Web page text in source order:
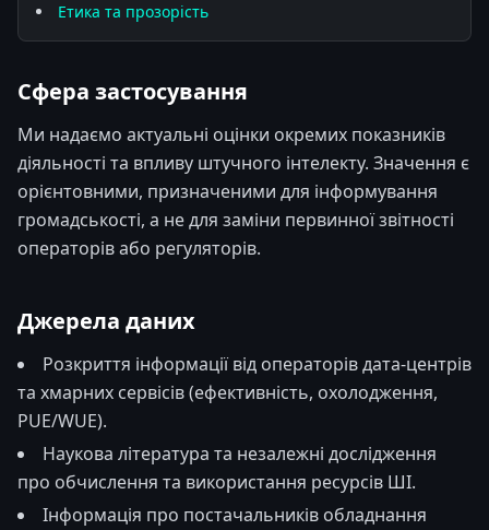
Етика та прозорість
Сфера застосування
Ми надаємо актуальні оцінки окремих показників
діяльності та впливу штучного інтелекту. Значення є
орієнтовними, призначеними для інформування
громадськості, а не для заміни первинної звітності
операторів або регуляторів.
Джерела даних
Розкриття інформації від операторів дата-центрів
та хмарних сервісів (ефективність, охолодження,
PUE/WUE).
Наукова література та незалежні дослідження
про обчислення та використання ресурсів ШІ.
Інформація про постачальників обладнання